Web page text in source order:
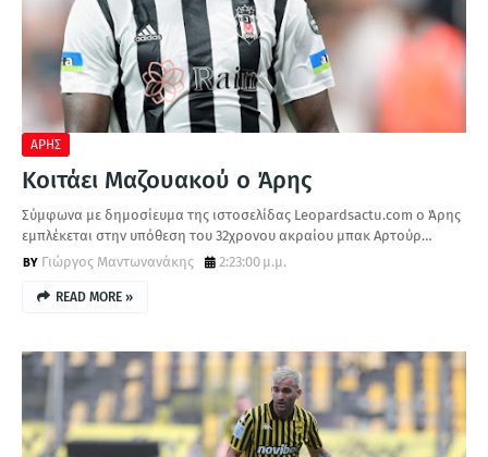
ΑΡΗΣ
Κοιτάει Μαζουακού ο Άρης
Σύμφωνα με δημοσίευμα της ιστοσελίδας Leopardsactu.com ο Άρης
εμπλέκεται στην υπόθεση του 32χρονου ακραίου μπακ Αρτούρ…
Γιώργος Μαντωνανάκης
2:23:00 μ.μ.
READ MORE »